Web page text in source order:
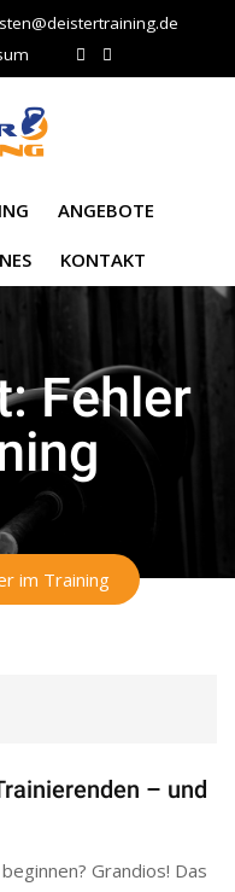
ANGEBOTE
KONTAKT
Fehler
im Training
– und
Grandios! Das